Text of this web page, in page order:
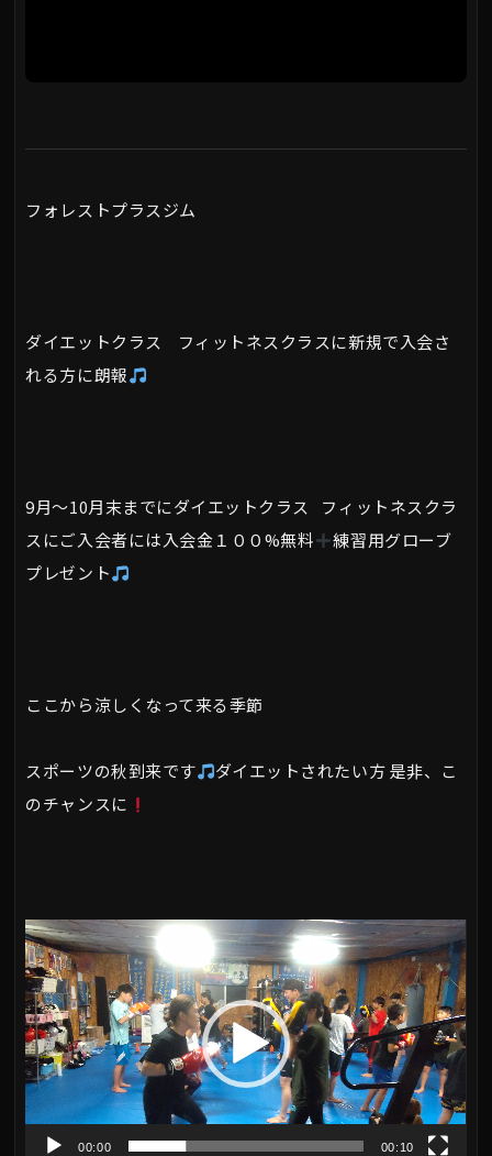
フォレストプラスジム
ダイエットクラス フィットネスクラスに新規で入会さ
れる方に朗報
9月～10月末までにダイエットクラス フィットネスクラ
スにご入会者には入会金１００%無料
練習用グローブ
プレゼント
ここから涼しくなって来る季節
スポーツの秋到来です
ダイエットされたい方 是非、こ
のチャンスに
動
画
プ
レ
ー
ヤ
00:00 00:10